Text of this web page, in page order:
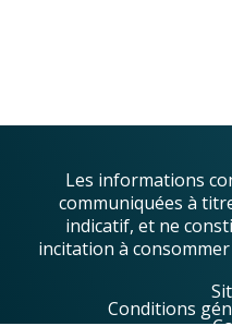
Les informations
communiquées à
indicatif, et ne
incitation à
Conditions